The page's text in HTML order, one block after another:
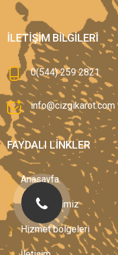
İLETIŞIM BILGILERI
0(544) 259 2821
info@cizgikarot.com
FAYDALI LINKLER
Anasayfa
Hizmetlerimiz
Hizmet bölgeleri